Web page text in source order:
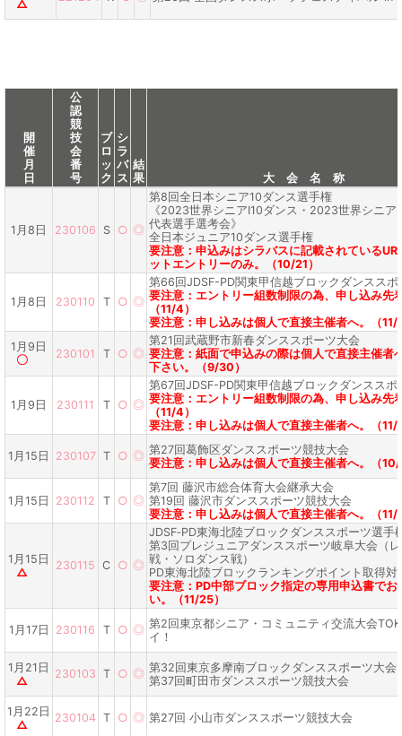
△
開
催
月
日
公
認
競
技
会
番
号
ブ
ロ
ッ
ク
シ
ラ
バ
ス
結
果
大 会 名 称
1月8日 230106 S ○ ◎
第8回全日本シニア10ダンス選手権
《2023世界シニアⅠ10ダンス・2023世界シニア
代表選手選考会》
全日本ジュニア10ダンス選手権
要注意：申込みはシラバスに記載されている
ットエントリーのみ。（10/21）
1月8日 230110 T ○ ◎
第66回JDSF-PD関東甲信越ブロックダンススポ
要注意：エントリー組数制限の為、申し込み先
（11/4）
要注意：申し込みは個人で直接主催者へ。（11/
1月9日
〇
230101 T ○ ◎
第21回武蔵野市新春ダンススポーツ大会
要注意：紙面で申込みの際は個人で直接主催者
下さい。（9/30）
1月9日 230111 T ○ ◎
第67回JDSF-PD関東甲信越ブロックダンススポ
要注意：エントリー組数制限の為、申し込み先
（11/4）
要注意：申し込みは個人で直接主催者へ。（11/
1月15日 230107 T ○ ◎ 第27回葛飾区ダンススポーツ競技大会
要注意：申し込みは個人で直接主催者へ。（
1月15日 230112 T ○ ◎
第7回 藤沢市総合体育大会継承大会
第19回 藤沢市ダンススポーツ競技大会
要注意：申し込みは個人で直接主催者へ。（11/
1月15日
△
230115 C ○ ◎
JDSF‐PD東海北陸ブロックダンススポーツ選手
第3回プレジュニアダンススポーツ岐阜大会（
戦・ソロダンス戦）
PD東海北陸ブロックランキングポイント取得対
要注意：PD中部ブロック指定の専用申込書でお
い。（11/25）
1月17日 230116 T ○ ◎ 第2回東京都シニア・コミュニティ交流大会
イ！
1月21日
△
230103 T ○ ◎ 第32回東京多摩南ブロックダンススポーツ大会
第37回町田市ダンススポーツ競技大会
1月22日
△
230104 T ○ ◎ 第27回 小山市ダンススポーツ競技大会